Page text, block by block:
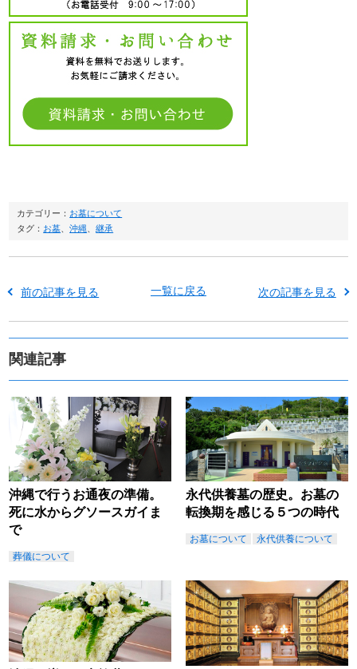
カテゴリー： お墓について
タグ： お墓 、沖縄 、継承
前の記事を見る 一覧に戻る 次の記事を見る
関連記事
沖縄で行うお通夜の準備。
死に水からグソースガイま
で
葬儀について
永代供養墓の歴史。お墓の
転換期を感じる５つの時代
お墓について 永代供養について